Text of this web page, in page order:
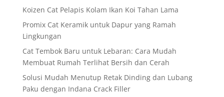
Koizen Cat Pelapis Kolam Ikan Koi Tahan Lama
Promix Cat Keramik untuk Dapur yang Ramah
Lingkungan
Cat Tembok Baru untuk Lebaran: Cara Mudah
Membuat Rumah Terlihat Bersih dan Cerah
Solusi Mudah Menutup Retak Dinding dan Lubang
Paku dengan Indana Crack Filler